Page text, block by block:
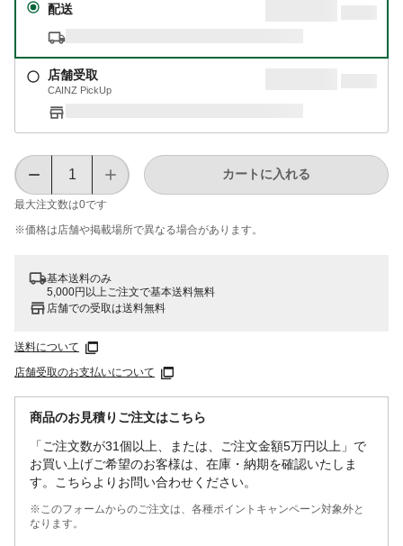
配送
店舗受取
CAINZ PickUp
最大注文数は0です
カートに入れる
※価格は​店舗や​掲載場所で​異なる​場合が​あります。
基本送料のみ
5,000円以上ご注文で基本送料無料
店舗での受取は送料無料
送料について
店舗受取のお支払いについて
商品のお見積りご注文はこちら
「ご注文数が31個以上、または、ご注文金額5万円以上」で
お買い上げご希望のお客様は、在庫・納期を確認いたしま
す。こちらよりお問い合わせください。
※このフォームからのご注文は、各種ポイントキャンペーン対象外と
なります。